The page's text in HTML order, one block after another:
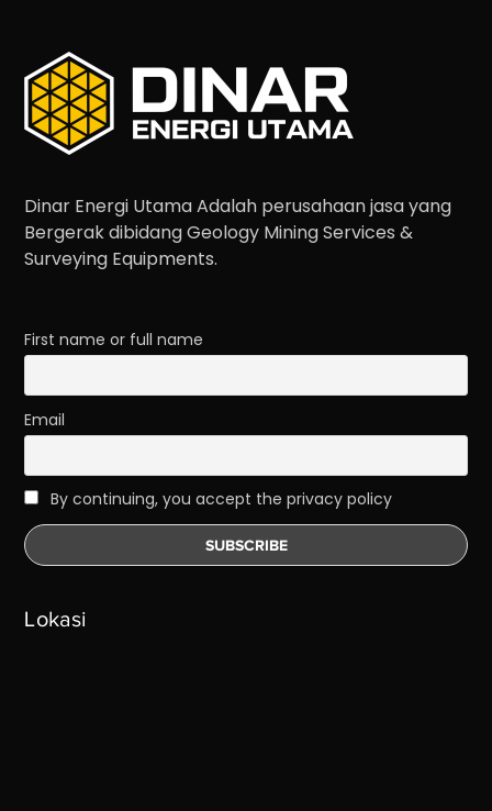
Dinar Energi Utama Adalah perusahaan jasa yang
Bergerak dibidang Geology Mining Services &
Surveying Equipments.
First name or full name
Email
By continuing, you accept the privacy policy
Lokasi